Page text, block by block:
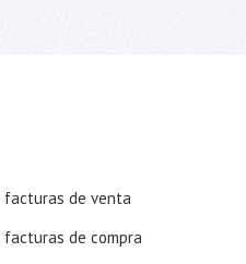
facturas de venta
de compra